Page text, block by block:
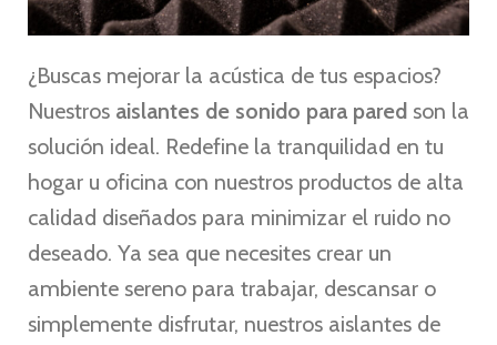
¿Buscas mejorar la acústica de tus espacios?
Nuestros aislantes de sonido para pared son la
solución ideal. Redefine la tranquilidad en tu
hogar u oficina con nuestros productos de alta
calidad diseñados para minimizar el ruido no
deseado. Ya sea que necesites crear un
ambiente sereno para trabajar, descansar o
simplemente disfrutar, nuestros aislantes de